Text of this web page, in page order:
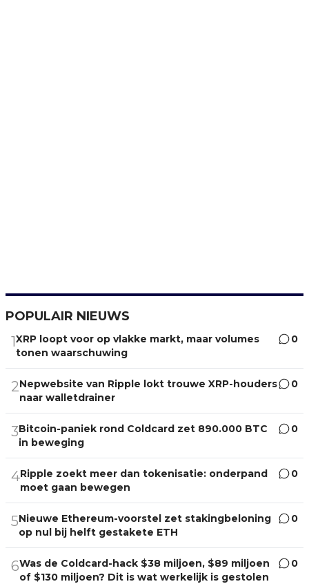
POPULAIR NIEUWS
1XRP loopt voor op vlakke markt, maar volumes
tonen waarschuwing
0
2Nepwebsite van Ripple lokt trouwe XRP-houders
naar walletdrainer
0
3Bitcoin-paniek rond Coldcard zet 890.000 BTC
in beweging
0
4Ripple zoekt meer dan tokenisatie: onderpand
moet gaan bewegen
0
5Nieuwe Ethereum-voorstel zet stakingbeloning
op nul bij helft gestakete ETH
0
6Was de Coldcard-hack $38 miljoen, $89 miljoen
of $130 miljoen? Dit is wat werkelijk is gestolen
0